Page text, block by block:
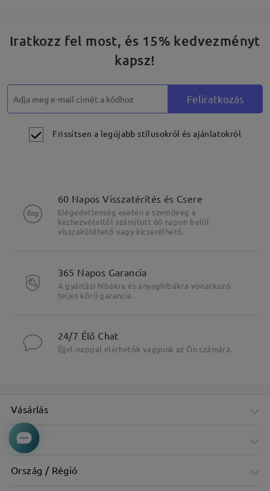
Iratkozz fel most, és 15% kedvezményt
kapsz!
Feliratkozás
Frissítsen a legújabb stílusokról és ajánlatokról
60 Napos Visszatérítés és Csere
Elégedetlenség esetén a szemüveg a
kézhezvételtől számított 60 napon belül
visszaküldhető vagy kicserélhető.
365 Napos Garancia
A gyártási hibákra és anyaghibákra vonatkozó
teljes körű garancia.
24/7 Élő Chat
Éjjel-nappal elérhetők vagyunk az Ön számára.
Vásárlás
Cég
Ország / Régió